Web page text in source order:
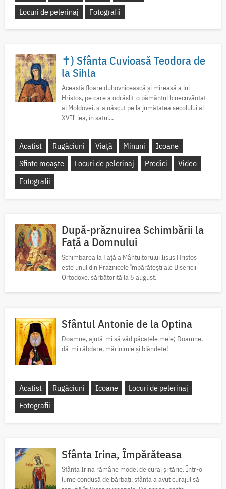
Locuri de pelerinaj
Fotografii
✝) Sfânta Cuvioasă Teodora de
la Sihla
Această floare duhovnicească și mireasă a lui
Hristos, pe care a odrăslit-o pământul binecuvântat
al Moldovei, s-a născut pe la jumătatea secolului al
XVII-lea, în satul...
Acatist Rugăciuni Viață Minuni
Icoane
Sfinte moaște
Locuri de pelerinaj Predici
Video
Fotografii
După-prăznuirea Schimbării la
Față a Domnului
Schimbarea la Față a Mântuitorului Iisus Hristos
este unul din Praznicele împărătești ale Bisericii
Ortodoxe, sărbătorită la 6 august.
Sfântul Antonie de la Optina
Doamne, ajută-mi să văd păcatele mele; Doamne,
dă-mi răbdare, mărinimie şi blândeţe!
Acatist Rugăciuni Icoane
Locuri de pelerinaj
Fotografii
Sfânta Irina, Împărăteasa
Sfânta Irina rămâne model de curaj și tărie. Într-o
lume condusă de bărbați, sfânta a avut curajul să